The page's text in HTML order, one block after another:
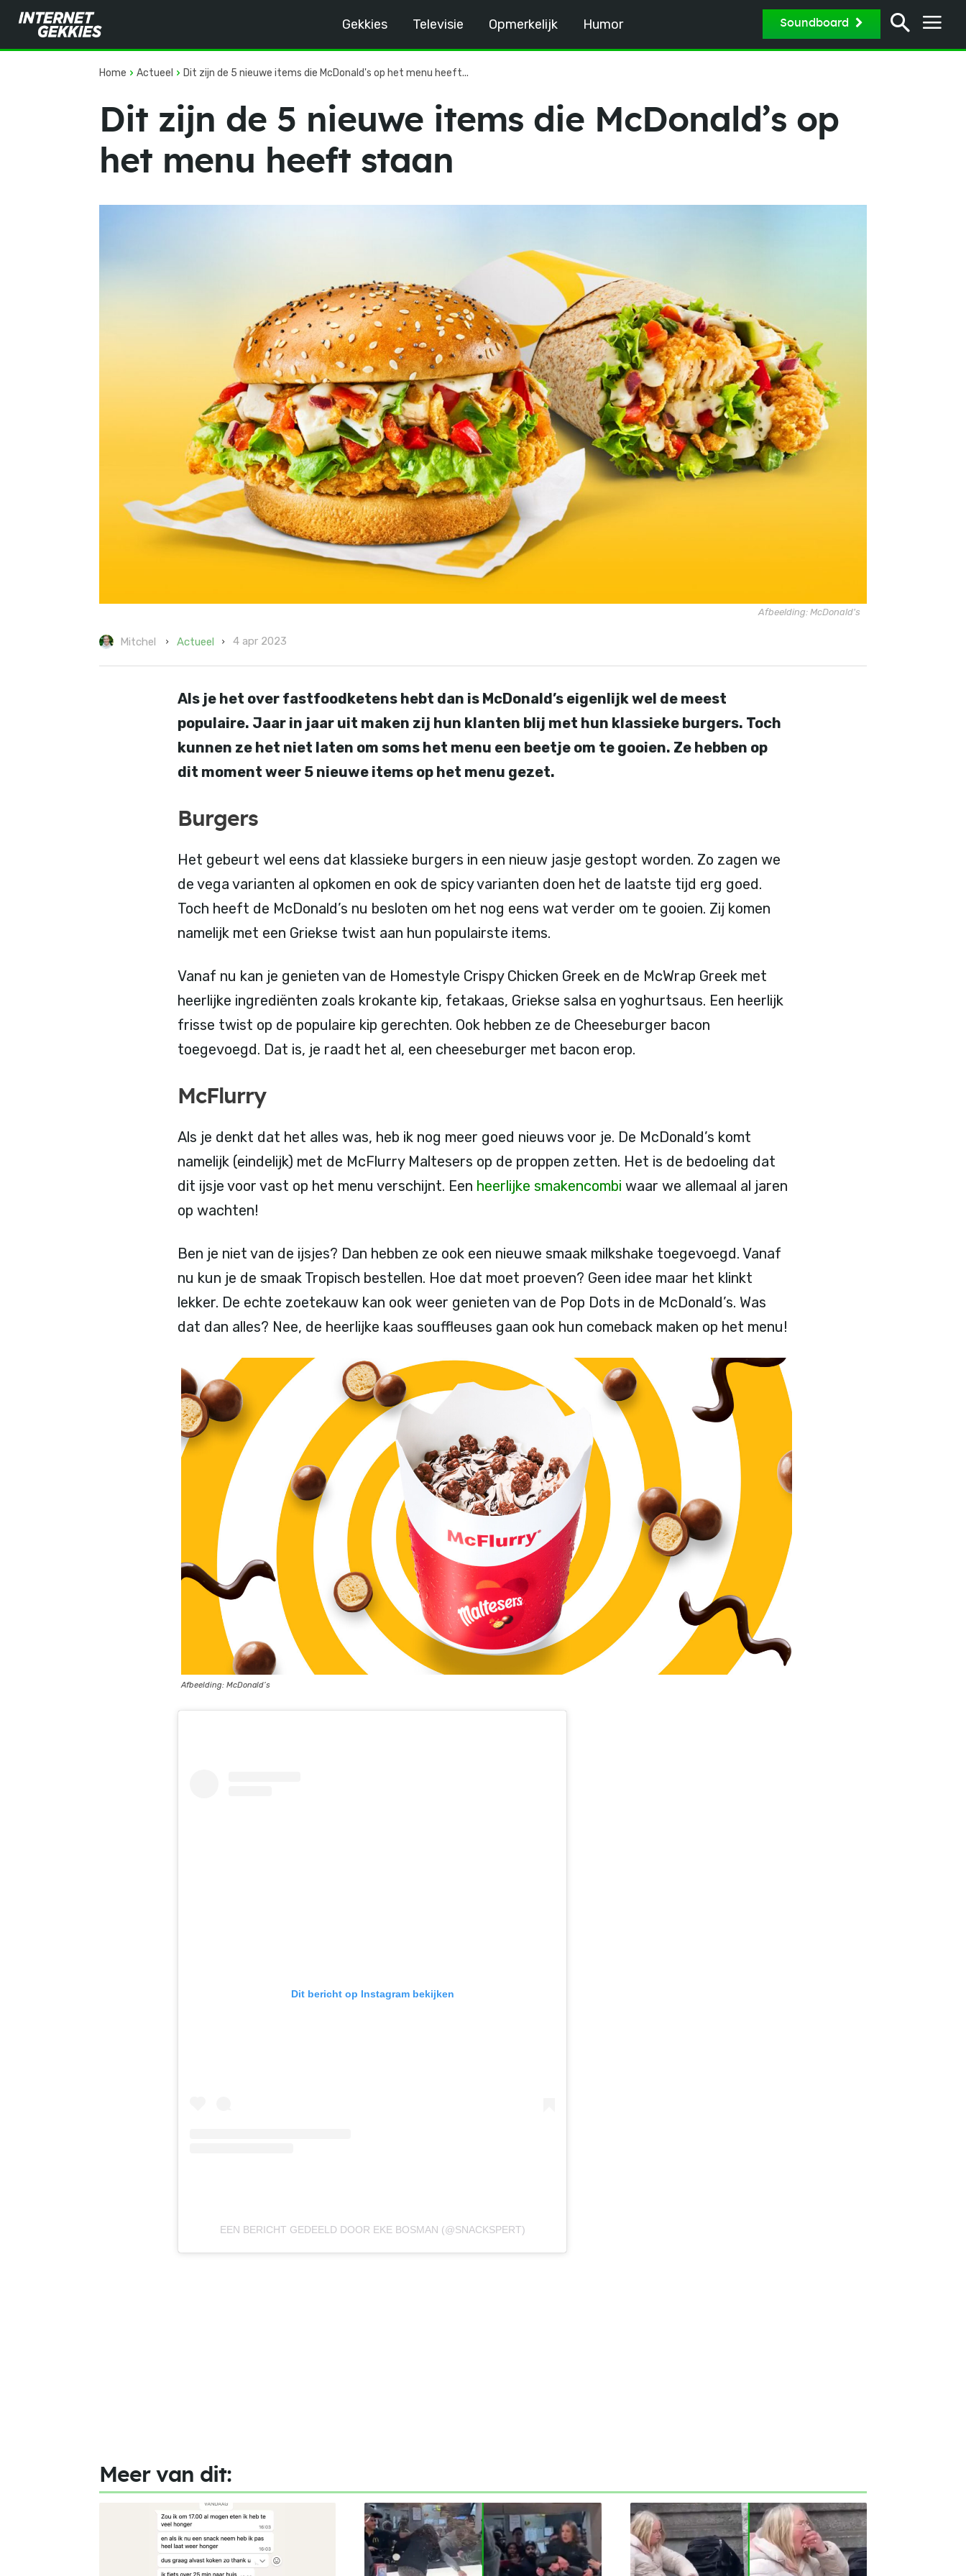
Gekkies Televisie Opmerkelijk Humor Soundboard
Home Actueel Dit zijn de 5 nieuwe items die McDonald's op het menu heeft...
Dit zijn de 5 nieuwe items die McDonald’s op
het menu heeft staan
Afbeelding: McDonald's
Mitchel Actueel 4 apr 2023
Als je het over fastfoodketens hebt dan is McDonald’s eigenlijk wel de meest
populaire. Jaar in jaar uit maken zij hun klanten blij met hun klassieke burgers. Toch
kunnen ze het niet laten om soms het menu een beetje om te gooien. Ze hebben op
dit moment weer 5 nieuwe items op het menu gezet.
Burgers
Het gebeurt wel eens dat klassieke burgers in een nieuw jasje gestopt worden. Zo zagen we
de vega varianten al opkomen en ook de spicy varianten doen het de laatste tijd erg goed.
Toch heeft de McDonald’s nu besloten om het nog eens wat verder om te gooien. Zij komen
namelijk met een Griekse twist aan hun populairste items.
Vanaf nu kan je genieten van de Homestyle Crispy Chicken Greek en de McWrap Greek met
heerlijke ingrediënten zoals krokante kip, fetakaas, Griekse salsa en yoghurtsaus. Een heerlijk
frisse twist op de populaire kip gerechten. Ook hebben ze de Cheeseburger bacon
toegevoegd. Dat is, je raadt het al, een cheeseburger met bacon erop.
McFlurry
Als je denkt dat het alles was, heb ik nog meer goed nieuws voor je. De McDonald’s komt
namelijk (eindelijk) met de McFlurry Maltesers op de proppen zetten. Het is de bedoeling dat
dit ijsje voor vast op het menu verschijnt. Een heerlijke smakencombi waar we allemaal al jaren
op wachten!
Ben je niet van de ijsjes? Dan hebben ze ook een nieuwe smaak milkshake toegevoegd. Vanaf
nu kun je de smaak Tropisch bestellen. Hoe dat moet proeven? Geen idee maar het klinkt
lekker. De echte zoetekauw kan ook weer genieten van de Pop Dots in de McDonald’s. Was
dat dan alles? Nee, de heerlijke kaas souffleuses gaan ook hun comeback maken op het menu!
Afbeelding: McDonald’s
Dit bericht op Instagram bekijken
EEN BERICHT GEDEELD DOOR EKE BOSMAN (@SNACKSPERT)
Meer van dit: